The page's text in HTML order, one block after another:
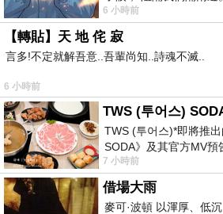
什麼顏色衣服， 不經
6 小時前
【轉貼】天 地 侘 寂
言多!不定就解吾意..吾輩尚知..詩魂不滅..
6 小時前
TWS (투어스)
TWS (투어스)*即將推
SODA》及其官方MV
一經發布， 就引發了粉
7 小時前
借場大雨
麥可·波頓 以渾厚、低